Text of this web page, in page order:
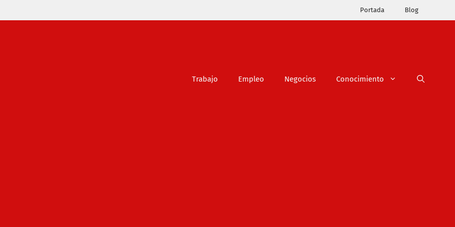
Portada Blog
Trabajo Empleo Negocios Conocimiento